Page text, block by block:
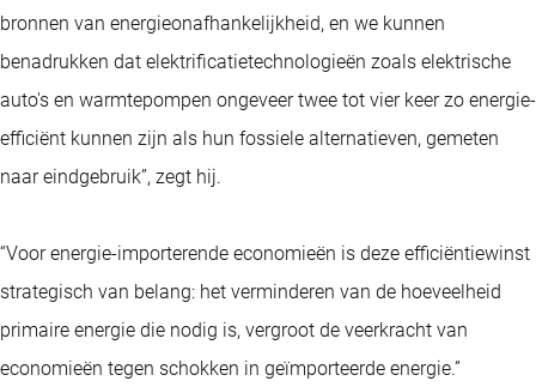
bronnen van energieonafhankelijkheid, en we kunnen
benadrukken dat elektrificatietechnologieën zoals elektrische
auto's en warmtepompen ongeveer twee tot vier keer zo energie-
efficiënt kunnen zijn als hun fossiele alternatieven, gemeten
naar eindgebruik”, zegt hij.
“Voor energie-importerende economieën is deze efficiëntiewinst
strategisch van belang: het verminderen van de hoeveelheid
primaire energie die nodig is, vergroot de veerkracht van
economieën tegen schokken in geïmporteerde energie.”